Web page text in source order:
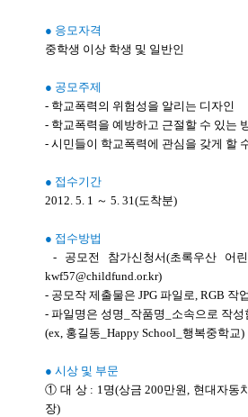
● 응모자격
중학생 이상 학생 및 일반인
● 공모주제
- 학교폭력의 위험성을 알리는 디자인
- 학교폭력을 예방하고 근절할 수 있는
- 시민들이 학교폭력에 관심을 갖게 할
● 접수기간
2012. 5. 1 ～ 5. 31(도착분)
● 접수방법
- 공모전 참가신청서(초록우산 어
kwf57@childfund.or.kr)
- 공모작 제출물은 JPG 파일로, RGB 작
- 파일명은 성명_작품명_소속으로 작성
(ex, 홍길동_Happy School_행복중학교)
● 시상 및 부문
① 대 상 : 1명(상금 200만원, 현대자동
장)